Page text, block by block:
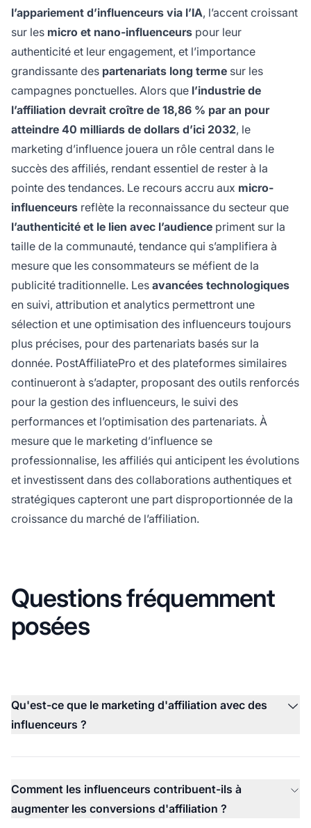
l’appariement d’influenceurs via l’IA, l’accent croissant
sur les micro et nano-influenceurs pour leur
authenticité et leur engagement, et l’importance
grandissante des partenariats long terme sur les
campagnes ponctuelles. Alors que l’industrie de
l’affiliation devrait croître de 18,86 % par an pour
atteindre 40 milliards de dollars d’ici 2032, le
marketing d’influence jouera un rôle central dans le
succès des affiliés, rendant essentiel de rester à la
pointe des tendances. Le recours accru aux micro-
influenceurs reflète la reconnaissance du secteur que
l’authenticité et le lien avec l’audience priment sur la
taille de la communauté, tendance qui s’amplifiera à
mesure que les consommateurs se méfient de la
publicité traditionnelle. Les avancées technologiques
en suivi, attribution et analytics permettront une
sélection et une optimisation des influenceurs toujours
plus précises, pour des partenariats basés sur la
donnée. PostAffiliatePro et des plateformes similaires
continueront à s’adapter, proposant des outils renforcés
pour la gestion des influenceurs, le suivi des
performances et l’optimisation des partenariats. À
mesure que le marketing d’influence se
professionnalise, les affiliés qui anticipent les évolutions
et investissent dans des collaborations authentiques et
stratégiques capteront une part disproportionnée de la
croissance du marché de l’affiliation.
Questions fréquemment
posées
Qu'est-ce que le marketing d'affiliation avec des
influenceurs ?
Comment les influenceurs contribuent-ils à
augmenter les conversions d'affiliation ?